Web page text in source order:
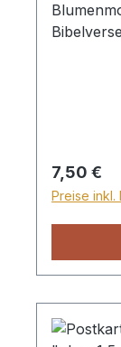
Regulärer
7,50 €
Preise inkl.